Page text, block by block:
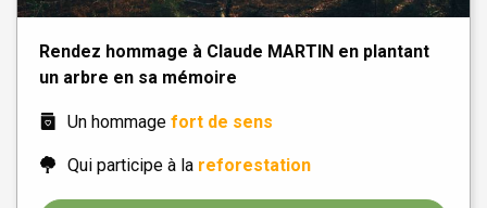
Rendez hommage à Claude MARTIN en plantant
un arbre en sa mémoire
Un hommage fort de sens
Qui participe à la reforestation